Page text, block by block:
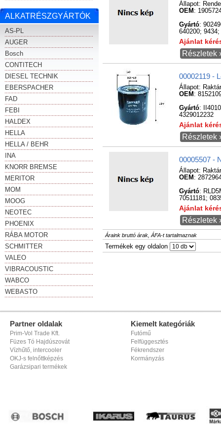
ALKATRÉSZGYÁRTÓK
AS-PL
AUGER
Bosch
CONTITECH
DIESEL TECHNIK
EBERSPACHER
FAD
FEBI
HALDEX
HELLA
HELLA / BEHR
INA
KNORR BREMSE
MERITOR
MOM
MOOG
NEOTEC
PHOENIX
RÁBA MOTOR
SCHMITTER
VALEO
VIBRACOUSTIC
WABCO
WEBASTO
Állapot:
OEM :
Gyártó:
640200;
Ajánlat
Részletek
00002119 -
Állapot:
OEM :
Gyártó:
4329012232
Ajánlat
Részletek
00005507 -
Állapot:
OEM :
Gyártó:
70511181;
Ajánlat
Részletek
Áraink bruttó árak, ÁFA-t tartalmaznak
Termékek egy oldalon
Partner oldalak
Prim-Vol Trade Kft.
Füzes Tó Hajdúszovát
Vízhűtő, intercooler
OKJ-s felnőttképzés
Garázsipari termékek
Kiemelt kategóriák
Futómű
Felfüggesztés
Fékrendszer
Kormányzás